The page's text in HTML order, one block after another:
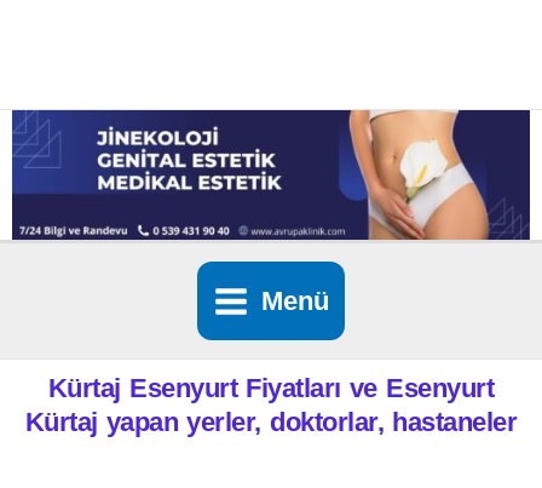
Menü
Kürtaj EsenyurtFiyatları ve Esenyurt
Kürtaj yapan yerler, doktorlar, hastaneler